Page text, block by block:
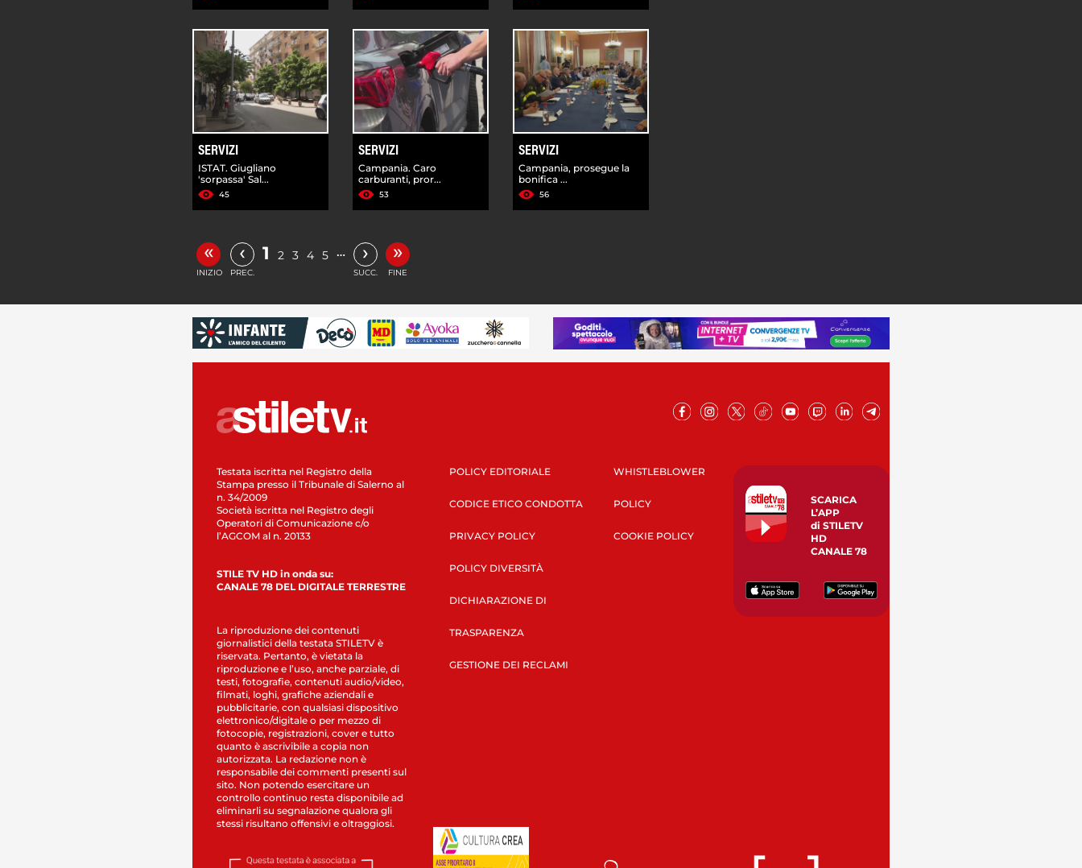
SERVIZI
ISTAT. Giugliano
'sorpassa' Sal...
45
SERVIZI
Campania. Caro
carburanti, pror...
53
SERVIZI
Campania, prosegue la
bonifica ...
56
«
INIZIO
‹
PREC.
1 2 3 4 5 … ›
SUCC.
»
FINE
Testata iscritta nel Registro della
Stampa presso il Tribunale di Salerno al
n. 34/2009
Società iscritta nel Registro degli
Operatori di Comunicazione c/o
l’AGCOM al n. 20133
STILE TV HD in onda su:
CANALE 78 DEL DIGITALE TERRESTRE
La riproduzione dei contenuti
giornalistici della testata STILETV è
riservata. Pertanto, è vietata la
riproduzione e l’uso, anche parziale, di
testi, fotografie, contenuti audio/video,
filmati, loghi, grafiche aziendali e
pubblicitarie, con qualsiasi dispositivo
elettronico/digitale o per mezzo di
fotocopie, registrazioni, cover e tutto
quanto è ascrivibile a copia non
autorizzata. La redazione non è
responsabile dei commenti presenti sul
sito. Non potendo esercitare un
controllo continuo resta disponibile ad
eliminarli su segnalazione qualora gli
stessi risultano offensivi e oltraggiosi.
POLICY EDITORIALE
CODICE ETICO CONDOTTA
PRIVACY POLICY
POLICY DIVERSITÀ
DICHIARAZIONE DI
TRASPARENZA
GESTIONE DEI RECLAMI
WHISTLEBLOWER
POLICY
COOKIE POLICY
SCARICA
L’APP
di STILETV
HD
CANALE 78